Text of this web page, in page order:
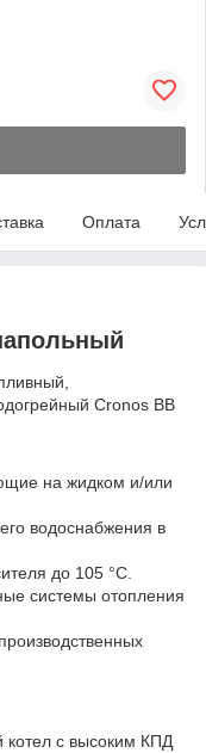
Оплата
Cronos BB
на жидком и/или
водоснабжения в
до 105 °С.
системы отопления
котел с высоким КПД